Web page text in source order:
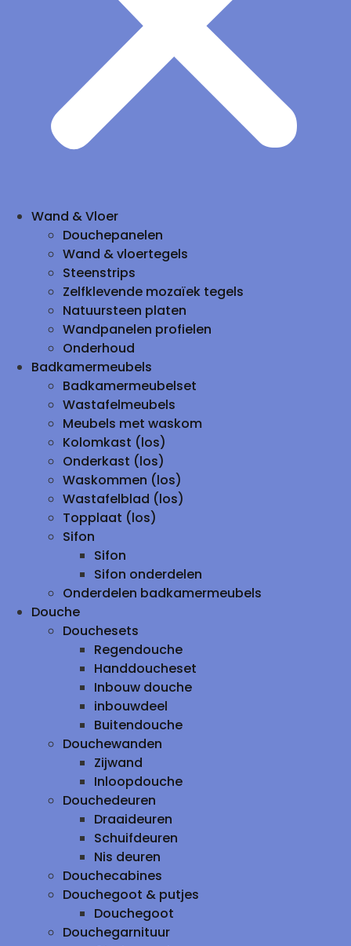
Wand & Vloer
Douchepanelen
Wand & vloertegels
Steenstrips
Zelfklevende mozaïek tegels
Natuursteen platen
Wandpanelen profielen
Onderhoud
Badkamermeubels
Badkamermeubelset
Wastafelmeubels
Meubels met waskom
Kolomkast (los)
Onderkast (los)
Waskommen (los)
Wastafelblad (los)
Topplaat (los)
Sifon
Sifon
Sifon onderdelen
Onderdelen badkamermeubels
Douche
Douchesets
Regendouche
Handdoucheset
Inbouw douche
inbouwdeel
Buitendouche
Douchewanden
Zijwand
Inloopdouche
Douchedeuren
Draaideuren
Schuifdeuren
Nis deuren
Douchecabines
Douchegoot & putjes
Douchegoot
Douchegarnituur